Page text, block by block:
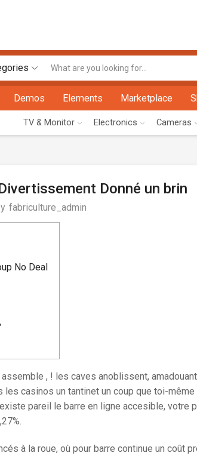
Demos Elements Marketplace
TV & Monitor Electronics Cameras
Donné un brin
fabriculture_admin
No Deal
, ! les caves anoblissent,
les casinos un tantinet un coup que toi-
pareil le barre en ligne accesible, votre
à la roue, où pour barre continue un coût